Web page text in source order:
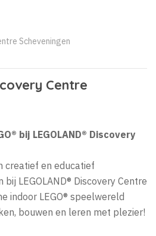
Scheveningen
Centre
bij LEGOLAND® Discovery
creatief en educatief
LEGOLAND® Discovery Centre
indoor LEGO® speelwereld
bouwen en leren met plezier!